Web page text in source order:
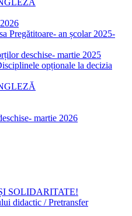
Pregătitoare- an școlar 2025-
deschise- martie 2025
opționale la decizia
martie 2026
SOLIDARITATE!
didactic / Pretransfer